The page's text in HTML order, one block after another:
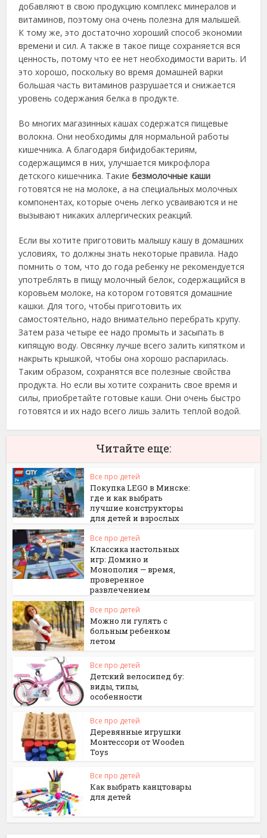
добавляют в свою продукцию комплекс минералов и
витаминов, поэтому она очень полезна для малышей.
К тому же, это достаточно хороший способ экономии
времени и сил. А также в такое пище сохраняется вся
ценность, потому что ее нет необходимости варить. И
это хорошо, поскольку во время домашней варки
большая часть витаминов разрушается и снижается
уровень содержания белка в продукте.
Во многих магазинных кашах содержатся пищевые
волокна. Они необходимы для нормальной работы
кишечника. А благодаря бифидобактериям,
содержащимся в них, улучшается микрофлора
детского кишечника. Такиебезмолочныекаши
готовятся не на молоке, а на специальных молочных
компонентах, которые очень легко усваиваются и не
вызывают никаких аллергических реакций.
Если вы хотите приготовить малышу кашу в домашних
условиях, то должны знать некоторые правила. Надо
помнить о том, что до года ребенку не рекомендуется
употреблять в пищу молочный белок, содержащийся в
коровьем молоке, на котором готовятся домашние
кашки. Для того, чтобы приготовить их
самостоятельно, надо внимательно перебрать крупу.
Затем раза четыре ее надо промыть и засыпать в
кипящую воду. Овсянку лучше всего залить кипятком и
накрыть крышкой, чтобы она хорошо распарилась.
Таким образом, сохранятся все полезные свойства
продукта. Но если вы хотите сохранить свое время и
силы, приобретайте готовые каши. Они очень быстро
готовятся и их надо всего лишь залить теплой водой.
Читайте еще:
Все про детей
Покупка LEGO в Минске:
где и как выбрать
лучшие конструкторы
для детей и взрослых
Все про детей
Классика настольных
игр: Домино и
Монополия — время,
проверенное
развлечением
Все про детей
Можно ли гулять с
больным ребенком
летом
Все про детей
Детский велосипед бу:
виды, типы,
особенности
Все про детей
Деревянные игрушки
Монтессори от Wooden
Toys
Все про детей
Как выбрать канцтовары
для детей